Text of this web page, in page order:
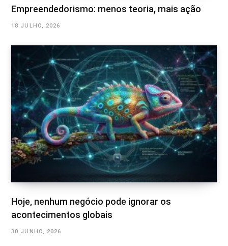
Empreendedorismo: menos teoria, mais ação
18 JULHO, 2026
Hoje, nenhum negócio pode ignorar os
acontecimentos globais
30 JUNHO, 2026